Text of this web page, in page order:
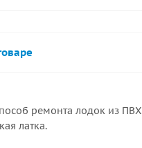
ремонта лодок из ПВХ
латка.